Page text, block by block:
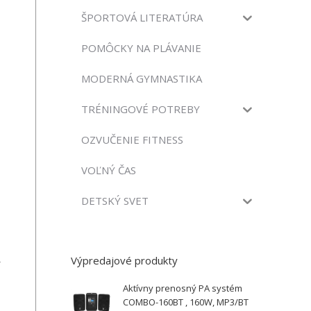
ŠPORTOVÁ LITERATÚRA
POMÔCKY NA PLÁVANIE
MODERNÁ GYMNASTIKA
TRÉNINGOVÉ POTREBY
OZVUČENIE FITNESS
VOĽNÝ ČAS
DETSKÝ SVET
Výpredajové produkty
Aktívny prenosný PA systém
COMBO-160BT , 160W, MP3/BT